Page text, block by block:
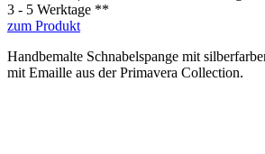
3 - 5 Werktage **
zum Produkt
Handbemalte Schnabelspange mit
mit Emaille aus der Primavera Collection.